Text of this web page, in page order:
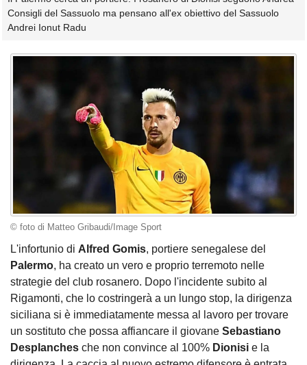
Consigli del Sassuolo ma pensano all'ex obiettivo del Sassuolo
Andrei Ionut Radu
© foto di Matteo Gribaudi/Image Sport
L'infortunio di Alfred Gomis, portiere senegalese del
Palermo, ha creato un vero e proprio terremoto nelle
strategie del club rosanero. Dopo l'incidente subito al
Rigamonti, che lo costringerà a un lungo stop, la dirigenza
siciliana si è immediatamente messa al lavoro per trovare
un sostituto che possa affiancare il giovane Sebastiano
Desplanches che non convince al 100% Dionisi e la